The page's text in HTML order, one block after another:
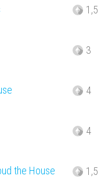
1,5
3
4
4
the House 1,5